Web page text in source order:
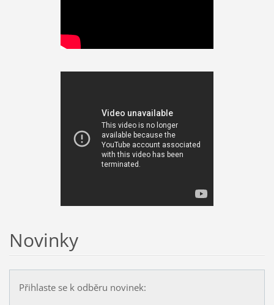
Novinky
Přihlaste se k odběru novinek: